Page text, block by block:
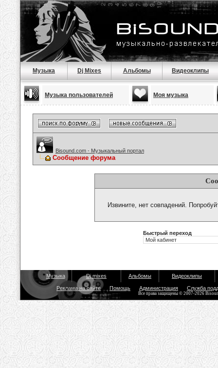
Музыка Dj Mixes Альбомы Видеоклипы
Музыка пользователей Моя музыка
Bisound.com - Музыкальный портал
Сообщение форума
Извините, нет совпадений.
Быстрый переход
Музыка Dj mixes Альбомы Видеоклипы
Реклама на сайте Помощь Администрация Служба
Все права защищены © 2007-2026